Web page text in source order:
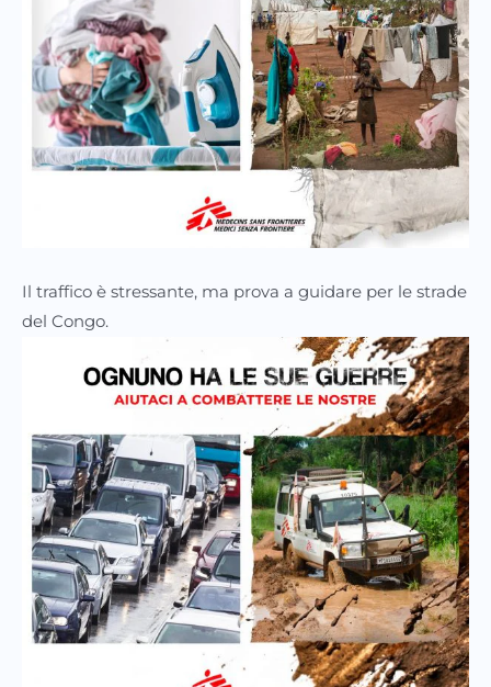
Il traffico è stressante, ma prova a guidare per le strade
del Congo.